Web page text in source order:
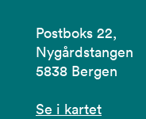
Postboks 22,
Nygårdstangen
5838 Bergen
Se i kartet